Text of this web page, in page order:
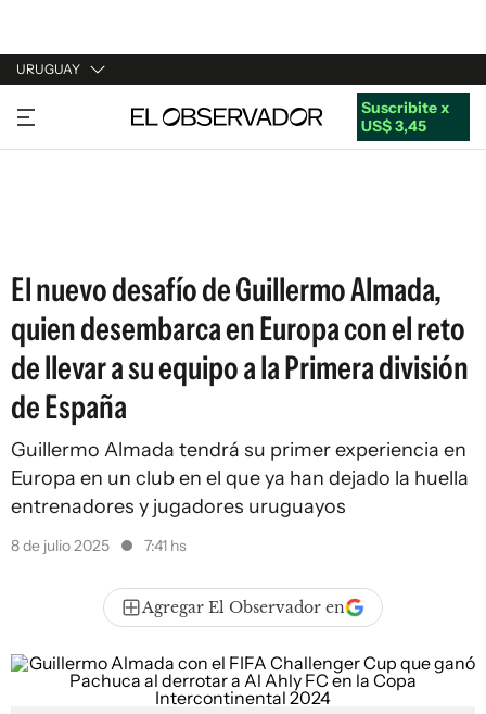
URUGUAY
URUGUAY
ARGENTINA
Suscribite x
US$ 3,45
El nuevo desafío de Guillermo Almada,
quien desembarca en Europa con el reto
de llevar a su equipo a la Primera división
de España
Guillermo Almada tendrá su primer experiencia en
Europa en un club en el que ya han dejado la huella
entrenadores y jugadores uruguayos
8 de julio 2025 7:41 hs
Agregar El Observador en